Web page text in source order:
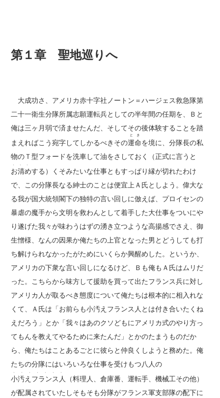
第１章 聖地巡りへ
大成功さ、アメリカ赤十字社ノートン＝ハージェス救急隊第
二十一衛生分隊所属志願運転兵としての半年間の任期を、Ｂと
俺は三ヶ月弱で済ませたんだ、そしてその後体験することを踏
まえればこう宛字してしかるべきその運命
とき
を境に、分隊長の私
物のＴ型フォードを洗車して油をさしておく（正式に言うと
お清め
、、、
する）くそみたいな仕事ともすっぱり縁が切れたわけ
で、この分隊長なる紳士のことは便宜上Ａ氏としよう。偉大な
る我が国大統領閣下の独特の言い回しに倣えば、プロイセンの
暴虐の魔手から文明を救わんとして着手した大仕事をついにや
り遂げた我々が味わうはずの湧き立つような高揚感でさえ、御
生憎様、なんの因果か俺たちの上官となった男とどうしても打
ち解けられなかったがためにいくらか興醒めした。というか、
アメリカの下衆な言い回しになるけど、Ｂも俺もＡ氏はムリだ
った。こちらから味方して援助を買って出たフランス兵に対し
アメリカ人が取るべき態度について俺たちは根本的に相入れな
くて、Ａ氏は「お前らも小汚えフランス人とは付き合いたくね
えだろう」とか「我々はあのクソどもにアメリカ式のやり方っ
てもんを教えてやるために来たんだ」とかのたまうものだか
ら、俺たちはことあるごとに彼らと仲良くしようと務めた。俺
たちの分隊にはいろいろな仕事を受けもつ八人の
小汚えフランス人
、、、、、、、
（料理人、倉庫番、運転手、機械工その他）
が配属されていたしそもそも分隊がフランス軍支部隊の配下に